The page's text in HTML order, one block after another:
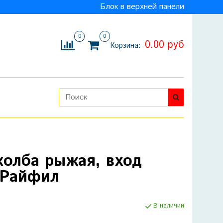
Блок в верхней панели
0 0
Корзина: 0.00 руб
рыжая, вход
В наличии